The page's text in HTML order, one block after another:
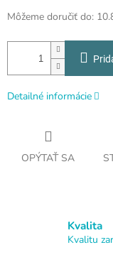
Môžeme doručiť do:
Detailné informácie
OPÝTAŤ SA
Kvalita
Kvalitu